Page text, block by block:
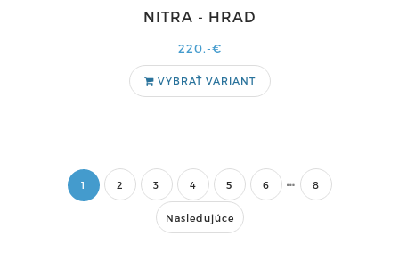
NITRA - HRAD
220,-€
VYBRAŤ VARIANT
1 2 3 4 5 6 8
Nasledujúce